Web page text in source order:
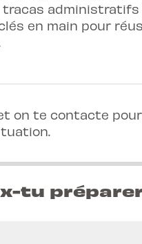
tracas
en main pour
on te contacte
tu